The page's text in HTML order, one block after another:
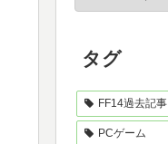
タグ
FF14過去記事
PCゲーム